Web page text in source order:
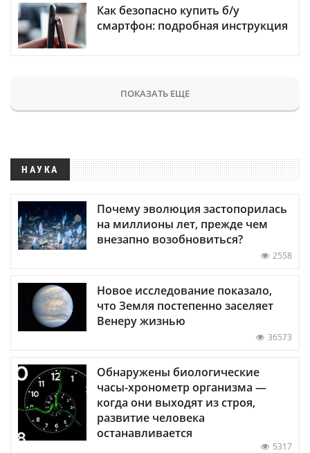
Как безопасно купить б/у
смартфон: подробная инструкция
ПОКАЗАТЬ ЕЩЕ
НАУКА
Почему эволюция застопорилась
на миллионы лет, прежде чем
внезапно возобновиться?
2558
Новое исследование показало,
что Земля постепенно заселяет
Венеру жизнью
36573
Обнаружены биологические
часы-хронометр организма —
когда они выходят из строя,
развитие человека
останавливается
5317